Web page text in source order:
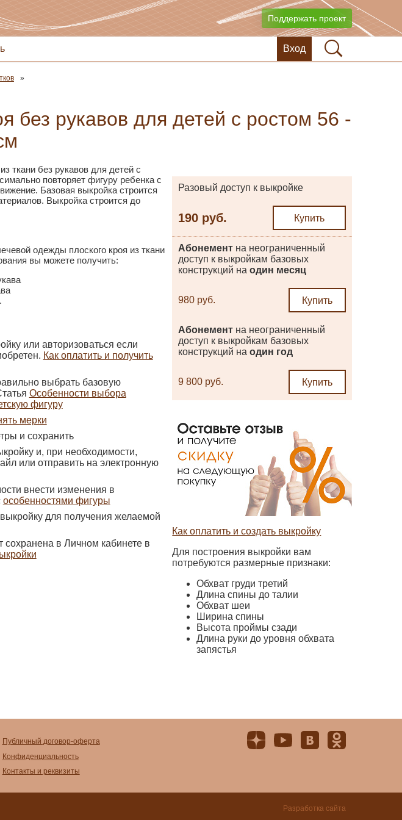
Поддержать проект
Вход
без рукавов для детей с ростом 56 -
ткани без рукавов для детей с
повторяет фигуру ребенка с
Базовая выкройка строится
Выкройка строится до
одежды плоского кроя из ткани
вы можете получить:
или авторизоваться если
Как оплатить и получить
выбрать базовую
Особенности выбора
фигуру
мерки
и сохранить
и, при необходимости,
или отправить на электронную
внести изменения в
особенностями фигуры
для получения желаемой
сохранена в Личном кабинете в
Разовый доступ к выкройке
190 руб. Купить
Абонемент на неограниченный
доступ к выкройкам базовых
конструкций наодин месяц
980 руб. Купить
Абонемент на неограниченный
доступ к выкройкам базовых
конструкций наодин год
9 800 руб. Купить
Как оплатить и создать выкройку
Для построения выкройки вам
потребуются размерные признаки:
Обхват груди третий
Длина спины до талии
Обхват шеи
Ширина спины
Высота проймы сзади
Длина руки до уровня обхвата
запястья
Публичный договор-оферта
Конфиденциальность
Контакты и реквизиты
Разработка сайта